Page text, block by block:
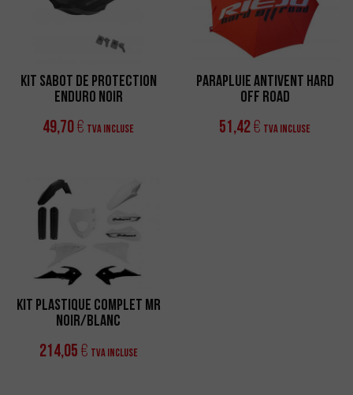
Kit Sabot de Protection
Enduro Noir
49,70€ TVA incluse
Parapluie Antivent Hard
Off Road
51,42€ TVA incluse
Kit Plastique Complet MR
Noir/Blanc
214,05 € TVA incluse